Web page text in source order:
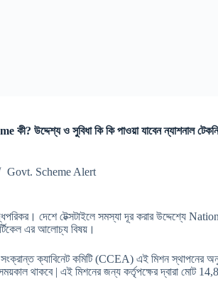
ও সুবিধা কি কি পাওয়া যাবেন ন্যাশনাল
Govt. Scheme Alert
দেশে টেক্সটাইলে সমস্যা দূর করার উদ্দেশ্যে
এর আলোচ্য বিষয়।
সংক্রান্ত ক্যাবিনেট কমিটি (CCEA) এই মিশন
থাকবে | এই মিশনের জন্য কর্তৃপক্ষের দ্বারা মোট